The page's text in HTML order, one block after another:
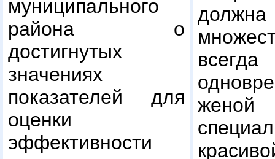
муниципального
района о
достигнутых
значениях
показателей для
оценки
эффективности
должна